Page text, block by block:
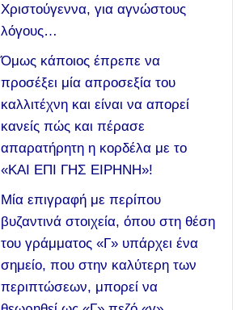
Χριστούγεννα, για αγνώστους
λόγους…
Όμως κάποιος έπρεπε να
προσέξει μία απροσεξία του
καλλιτέχνη και είναι να απορεί
κανείς πώς και πέρασε
απαρατήρητη η κορδέλα με το
«ΚΑΙ ΕΠΙ ΓΗΣ ΕΙΡΗΝΗ»!
Μία επιγραφή με περίπου
βυζαντινά στοιχεία, όπου στη θέση
του γράμματος «Γ» υπάρχει ένα
σημείο, που στην καλύτερη των
περιπτώσεων, μπορεί να